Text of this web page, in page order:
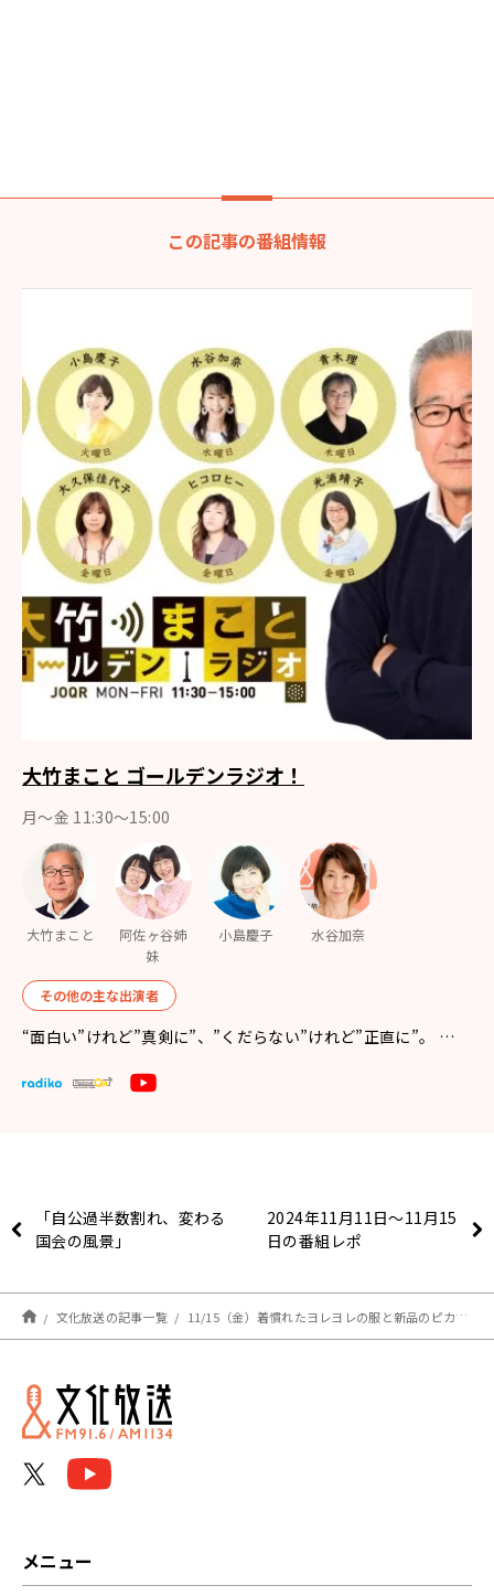
この記事の番組情報
大竹まこと ゴールデンラジオ！
月〜金 11:30～15:00
大竹まこと
阿佐ヶ谷姉
妹
小島慶子 水谷加奈
その他の主な出演者
“面白い”けれど”真剣に”、”くだらない”けれど”正直に”。 …
「自公過半数割れ、変わる
国会の風景」
2024年11月11日〜11月15
日の番組レポ
文化放送の記事一覧 11/15（金）着慣れたヨレヨレの服と新品のピカピカの服、あなたはどっちが好き！？ゲストは中央大学法学部教授の古賀光生さんでした！
メニュー